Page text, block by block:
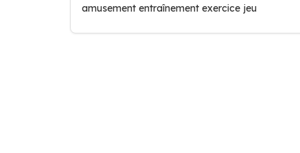
amusement entraînement exercice jeu